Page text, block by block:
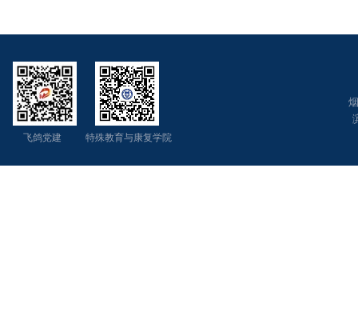
飞鸽党建 特殊教育与康复学院